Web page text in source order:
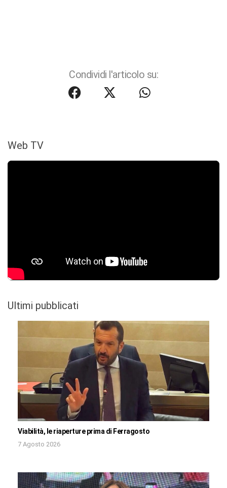
Condividi l'articolo su:
Web TV
Ultimi pubblicati
Viabilità, le riaperture prima di Ferragosto
7 Agosto 2026